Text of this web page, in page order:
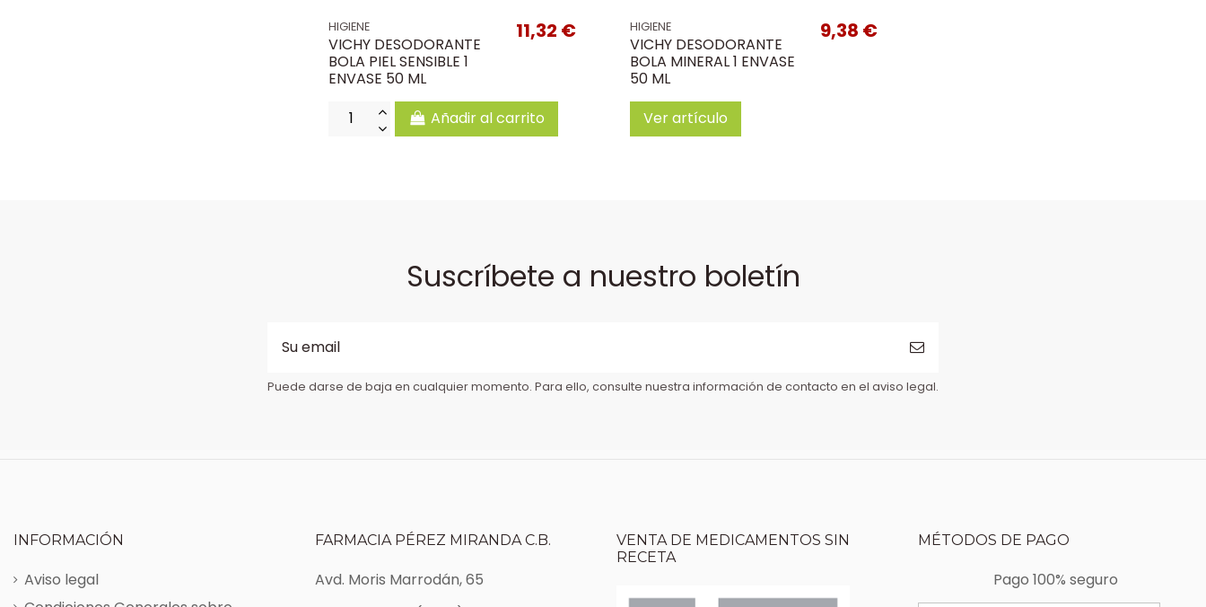
HIGIENE
VICHY DESODORANTE
BOLA PIEL SENSIBLE 1
ENVASE 50 ML
11,32 €
Añadir al carrito
HIGIENE
VICHY DESODORANTE
BOLA MINERAL 1 ENVASE
50 ML
9,38 €
Ver artículo
Suscríbete a nuestro boletín
Puede darse de baja en cualquier momento. Para ello, consulte nuestra información de contacto en el aviso legal.
INFORMACIÓN
Aviso legal
FARMACIA PÉREZ MIRANDA C.B.
Avd. Moris Marrodán, 65
VENTA DE MEDICAMENTOS SIN
RECETA
MÉTODOS DE PAGO
Pago 100% seguro